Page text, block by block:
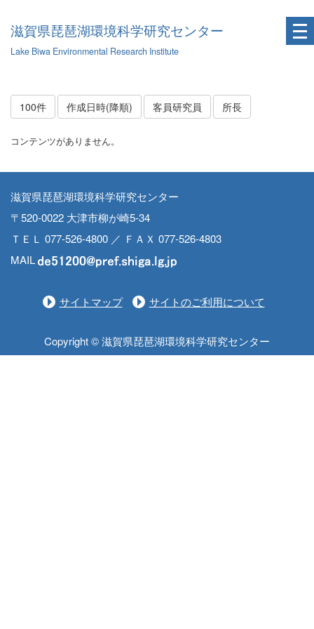
滋賀県琵琶湖環境科学研究センター
Lake Biwa Environmental Research Institute
100件 作成日時(降順) 客員研究員 所長
コンテンツがありません。
滋賀県琵琶湖環境科学研究センター
〒520-0022 大津市柳が崎5-34
ＴＥＬ 077-526-4800 ／ ＦＡＸ 077-526-4803
MAIL
サイトマップ サイトのご利用について
Copyright © 滋賀県琵琶湖環境科学研究センター